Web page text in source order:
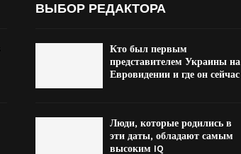
ВЫБОР РЕДАКТОРА
Кто был первым
представителем Украины на
Евровидении и где он сейчас
Люди, которые родились в
эти даты, обладают самым
высоким IQ